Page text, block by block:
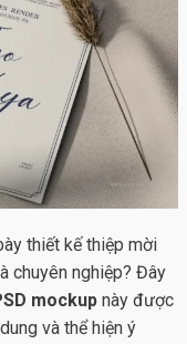
thiết kế thiệp mời
chuyên nghiệp? Đây
mockup này được
và thể hiện ý